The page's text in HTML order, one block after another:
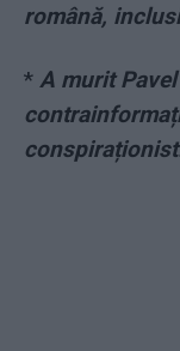
română,
* A murit